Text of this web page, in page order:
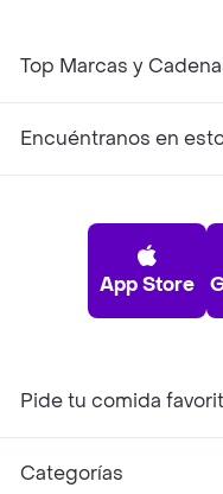
Top Marcas y
Encuéntranos en
App Store
Pide tu comida
Categorías